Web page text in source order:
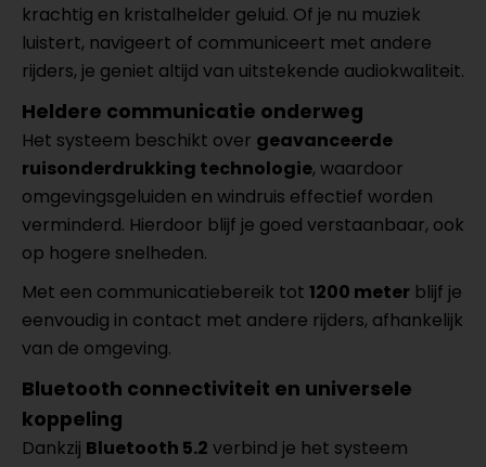
krachtig en kristalhelder geluid. Of je nu muziek
luistert, navigeert of communiceert met andere
rijders, je geniet altijd van uitstekende audiokwaliteit.
Heldere communicatie onderweg
Het systeem beschikt over geavanceerde
ruisonderdrukking technologie, waardoor
omgevingsgeluiden en windruis effectief worden
verminderd. Hierdoor blijf je goed verstaanbaar, ook
op hogere snelheden.
Met een communicatiebereik tot 1200 meter blijf je
eenvoudig in contact met andere rijders, afhankelijk
van de omgeving.
Bluetooth connectiviteit en universele
koppeling
Dankzij Bluetooth 5.2 verbind je het systeem